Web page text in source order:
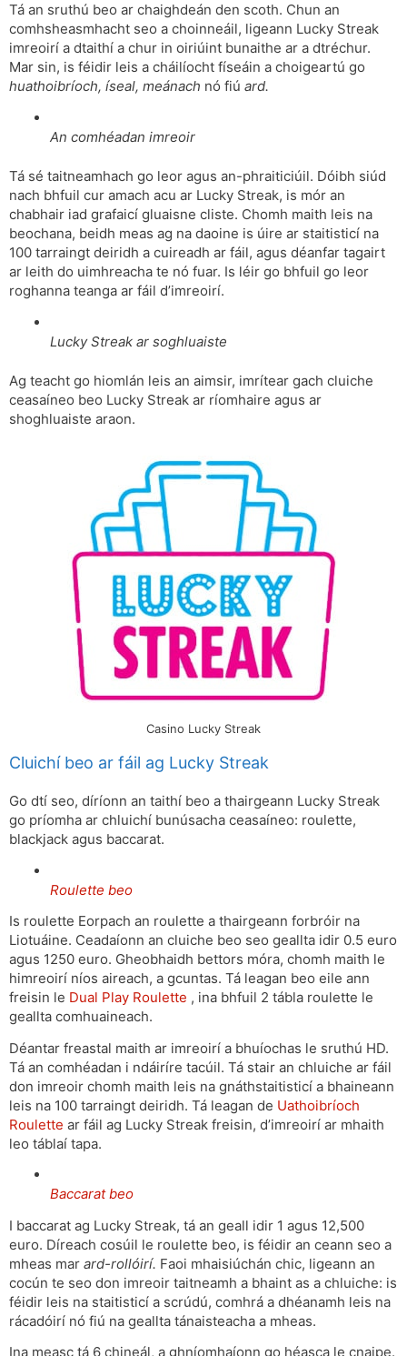
Tá an sruthú beo ar chaighdeán den scoth. Chun an
comhsheasmhacht seo a choinneáil, ligeann Lucky Streak
imreoirí a dtaithí a chur in oiriúint bunaithe ar a dtréchur.
Mar sin, is féidir leis a cháilíocht físeáin a choigeartú go
huathoibríoch, íseal, meánach nó fiú ard.
An comhéadan imreoir
Tá sé taitneamhach go leor agus an-phraiticiúil. Dóibh siúd
nach bhfuil cur amach acu ar Lucky Streak, is mór an
chabhair iad grafaicí gluaisne cliste. Chomh maith leis na
beochana, beidh meas ag na daoine is úire ar staitisticí na
100 tarraingt deiridh a cuireadh ar fáil, agus déanfar tagairt
ar leith do uimhreacha te nó fuar. Is léir go bhfuil go leor
roghanna teanga ar fáil d’imreoirí.
Lucky Streak ar soghluaiste
Ag teacht go hiomlán leis an aimsir, imrítear gach cluiche
ceasaíneo beo Lucky Streak ar ríomhaire agus ar
shoghluaiste araon.
Casino Lucky Streak
Cluichí beo ar fáil ag Lucky Streak
Go dtí seo, díríonn an taithí beo a thairgeann Lucky Streak
go príomha ar chluichí bunúsacha ceasaíneo: roulette,
blackjack agus baccarat.
Roulette beo
Is roulette Eorpach an roulette a thairgeann forbróir na
Liotuáine. Ceadaíonn an cluiche beo seo geallta idir 0.5 euro
agus 1250 euro. Gheobhaidh bettors móra, chomh maith le
himreoirí níos aireach, a gcuntas. Tá leagan beo eile ann
freisin le Dual Play Roulette , ina bhfuil 2 tábla roulette le
geallta comhuaineach.
Déantar freastal maith ar imreoirí a bhuíochas le sruthú HD.
Tá an comhéadan i ndáiríre tacúil. Tá stair an chluiche ar fáil
don imreoir chomh maith leis na gnáthstaitisticí a bhaineann
leis na 100 tarraingt deiridh. Tá leagan de Uathoibríoch
Roulette ar fáil ag Lucky Streak freisin, d’imreoirí ar mhaith
leo táblaí tapa.
Baccarat beo
I baccarat ag Lucky Streak, tá an geall idir 1 agus 12,500
euro. Díreach cosúil le roulette beo, is féidir an ceann seo a
mheas mar ard-rollóirí. Faoi mhaisiúchán chic, ligeann an
cocún te seo don imreoir taitneamh a bhaint as a chluiche: is
féidir leis na staitisticí a scrúdú, comhrá a dhéanamh leis na
rácadóirí nó fiú na geallta tánaisteacha a mheas.
Ina measc tá 6 chineál, a ghníomhaíonn go héasca le cnaipe.